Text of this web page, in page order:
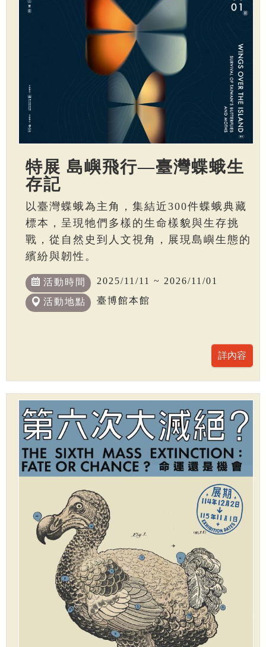
特展 島嶼飛行—臺灣蝶蛾生
存記
以臺灣蝶蛾為主角，集結近300件蝶蛾典藏
標本，呈現牠們多樣的生命樣貌與生存挑
戰，從自然史到人文視角，展現島嶼生態的
繽紛與韌性。
活動時間 2025/11/11 ~ 2026/11/01
活動地點 臺博館本館